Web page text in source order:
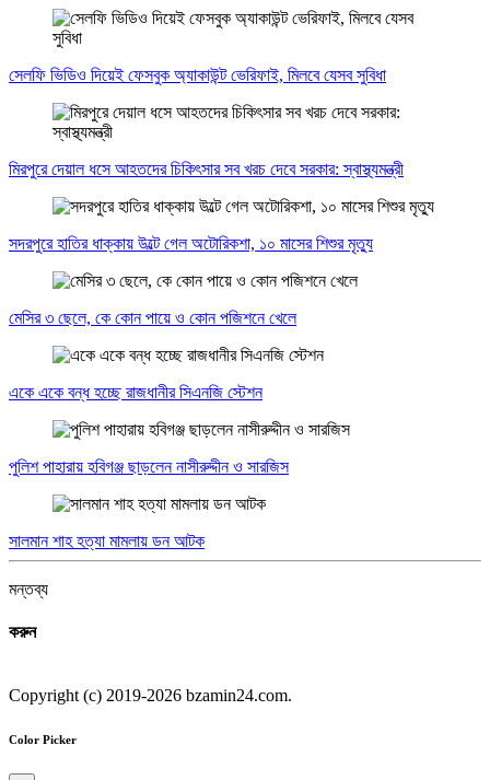
সেলফি ভিডিও দিয়েই ফেসবুক অ্যাকাউন্ট ভেরিফাই, মিলবে যেসব সুবিধা
মিরপুরে দেয়াল ধসে আহতদের চিকিৎসার সব খরচ দেবে সরকার: স্বাস্থ্যমন্ত্রী
সদরপুরে হাতির ধাক্কায় উল্টে গেল অটোরিকশা, ১০ মাসের শিশুর মৃত্যু
মেসির ৩ ছেলে, কে কোন পায়ে ও কোন পজিশনে খেলে
একে একে বন্ধ হচ্ছে রাজধানীর সিএনজি স্টেশন
পুলিশ পাহারায় হবিগঞ্জ ছাড়লেন নাসীরুদ্দীন ও সারজিস
সালমান শাহ হত্যা মামলায় ডন আটক
মন্তব্য
করুন
Copyright (c) 2019-2026 bzamin24.com.
Color Picker